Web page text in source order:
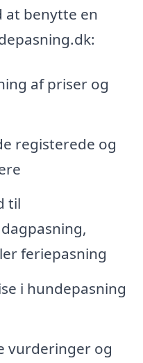
at benytte en
af priser og
registerede og
til
feriepasning
i hundepasning
vurderinger og